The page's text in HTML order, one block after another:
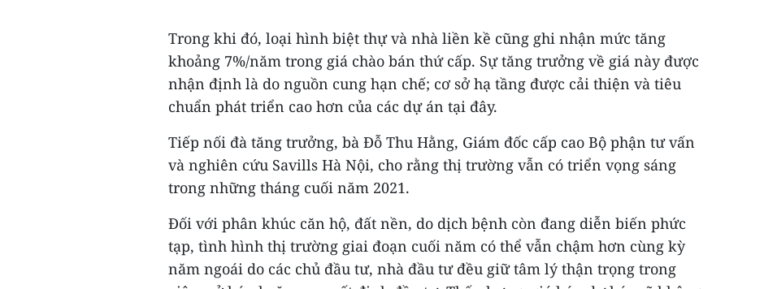
Trong khi đó, loại hình biệt thự và nhà liền kề cũng ghi nhận mức tăng
khoảng 7%/năm trong giá chào bán thứ cấp. Sự tăng trưởng về giá này được
nhận định là do nguồn cung hạn chế; cơ sở hạ tầng được cải thiện và tiêu
chuẩn phát triển cao hơn của các dự án tại đây.
Tiếp nối đà tăng trưởng, bà Đỗ Thu Hằng, Giám đốc cấp cao Bộ phận tư vấn
và nghiên cứu Savills Hà Nội, cho rằng thị trường vẫn có triển vọng sáng
trong những tháng cuối năm 2021.
Đối với phân khúc căn hộ, đất nền, do dịch bệnh còn đang diễn biến phức
tạp, tình hình thị trường giai đoạn cuối năm có thể vẫn chậm hơn cùng kỳ
năm ngoái do các chủ đầu tư, nhà đầu tư đều giữ tâm lý thận trọng trong